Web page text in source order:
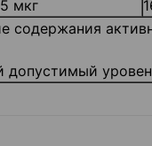
мкг
содержания